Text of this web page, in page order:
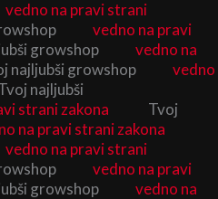
vedno na pravi strani
vedno na pravi
growshop
vedno na
najljubši growshop
vedno
najljubši
strani zakona
Tvoj
na pravi strani zakona
vedno na pravi strani
vedno na pravi
growshop
vedno na